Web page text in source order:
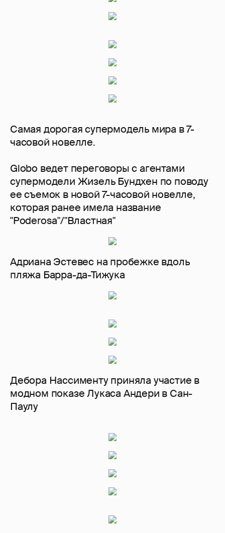
Самая дорогая супермодель мира в 7-
часовой новелле.
Globo ведет переговоры с агентами
супермодели Жизель Бундхен по поводу
ее съемок в новой 7-часовой новелле,
которая ранее имела название
"Poderosa"/"Властная"
Адриана Эстевес на пробежке вдоль
пляжа Барра-да-Тижука
Дебора Нассименту приняла участие в
модном показе Лукаса Андери в Сан-
Паулу